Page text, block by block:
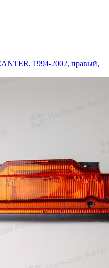
1994-2002, правый,